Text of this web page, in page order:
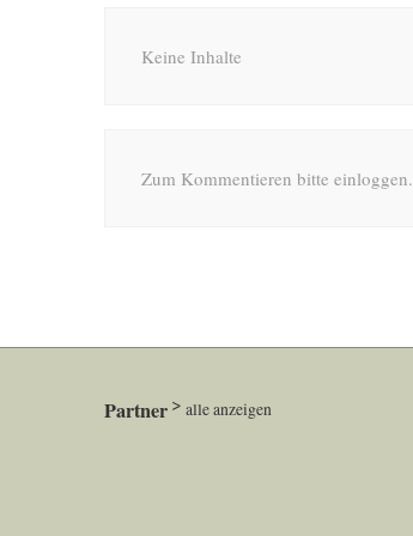
Keine Inhalte
Zum Kommentieren bitte einloggen.
Partner alle anzeigen